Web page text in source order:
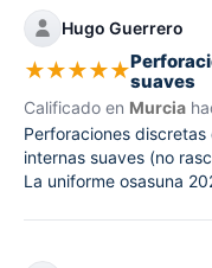
Hugo Guerrero
★★★★★suaves
Calificado en Murcia
Perforaciones
internas suaves (no
La uniforme osasuna